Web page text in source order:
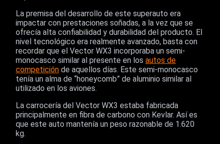
La premisa del desarrollo de este superauto era
impactar con prestaciones soñadas, a la vez que se
ofrecía alta confiabilidad y durabilidad del producto. El
nivel tecnológico era realmente avanzado, basta con
recordar que el Vector WX3 incorporaba un semi-
monocasco similar al presente en los autos de
competición de aquellos días. Este semi-monocasco
tenía un alma de “honeycomb” de aluminio similar al
utilizado en los aviones.
La carrocería del Vector WX3 estaba fabricada
principalmente en fibra de carbono con Kevlar. Así es
que este auto mantenía un peso razonable de 1.620
kg.